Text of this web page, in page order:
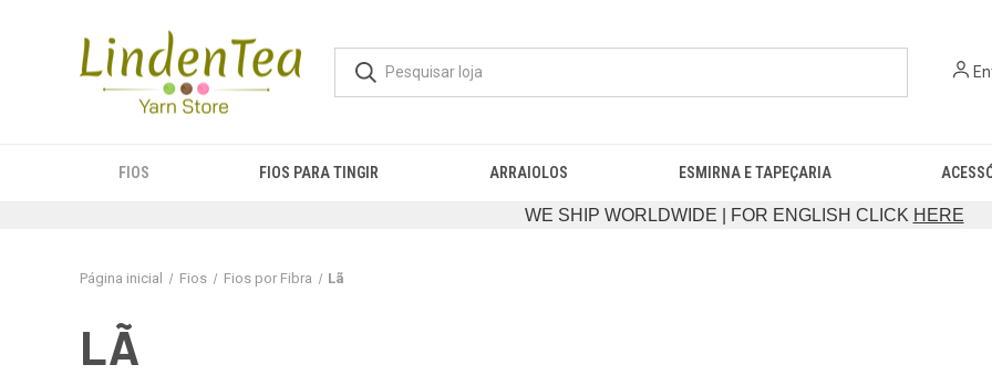
FIOS FIOS PARA TINGIR ARRAIOLOS ESMIRNA E TAPEÇARIA
WE SHIP WORLDWIDE | FOR ENGLISH CLICK HERE
Página inicial Fios Fios por Fibra Lã
LÃ